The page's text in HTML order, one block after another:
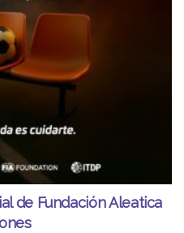
de Fundación Aleatica